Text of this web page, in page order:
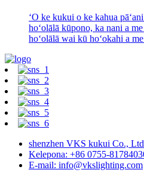
ʻO ke kukui o ke kahua
hoʻolālā kūpono, ka nani a
hoʻolālā wai kū hoʻokahi a me
shenzhen VKS kukui Co., Ltd
Kelepona: +86 0755-
E-mail: info@vkslighting.com